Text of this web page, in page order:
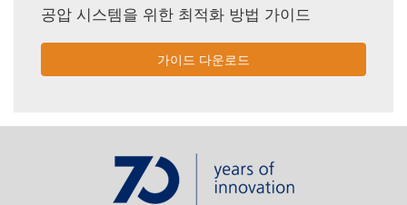
공압 시스템을 위한 최적화 방법 가이드
가이드 다운로드